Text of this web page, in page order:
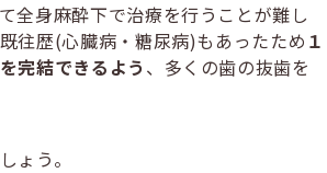
全身麻酔下で治療を行うことが難し
往歴(心臓病・糖尿病)もあったため １
完結できるよう 、多くの歯の抜歯を
ょう。